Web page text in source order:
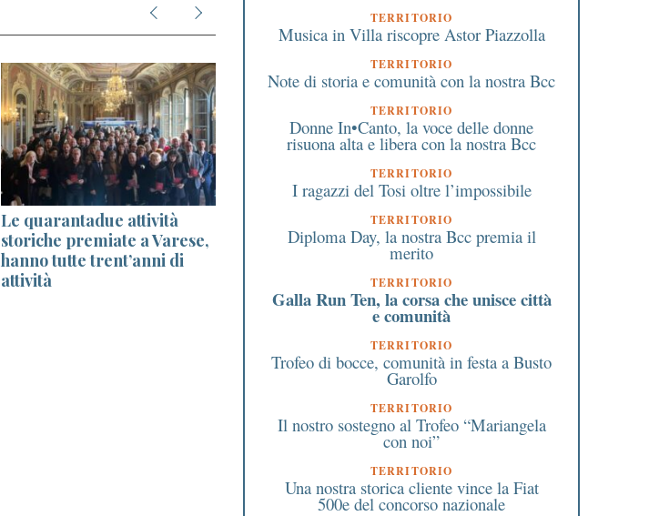
Le quarantadue attività
storiche premiate a Varese,
hanno tutte trent’anni di
attività
Riscatto della laurea. Ci
dice come influirà sulla
pensione un simulatore
Tornavento di Lonate
podistica tra sport,
TERRITORIO
Musica in Villa riscopre Astor Piazzolla
TERRITORIO
Note di storia e comunità con la nostra Bcc
TERRITORIO
Donne In•Canto, la voce delle donne
risuona alta e libera con la nostra Bcc
TERRITORIO
I ragazzi del Tosi oltre l’impossibile
TERRITORIO
Diploma Day, la nostra Bcc premia il
merito
TERRITORIO
Galla Run Ten, la corsa che unisce città
e comunità
TERRITORIO
Trofeo di bocce, comunità in festa a Busto
Garolfo
TERRITORIO
Il nostro sostegno al Trofeo “Mariangela
con noi”
TERRITORIO
Una nostra storica cliente vince la Fiat
500e del concorso nazionale